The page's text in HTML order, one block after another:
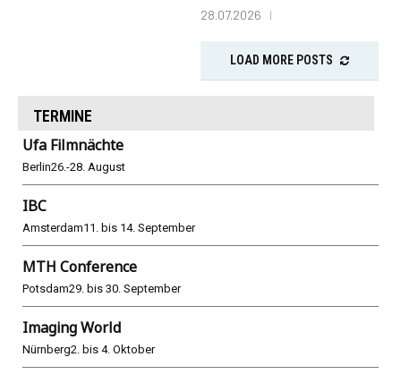
28.07.2026
LOAD MORE POSTS
TERMINE
Ufa Filmnächte
Berlin26.-28. August
IBC
Amsterdam11. bis 14. September
MTH Conference
Potsdam29. bis 30. September
Imaging World
Nürnberg2. bis 4. Oktober